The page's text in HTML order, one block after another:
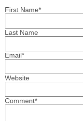
First Name*
Last Name
Email*
Website
Comment*